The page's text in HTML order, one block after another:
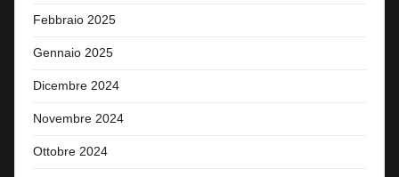
Febbraio 2025
Gennaio 2025
Dicembre 2024
Novembre 2024
Ottobre 2024